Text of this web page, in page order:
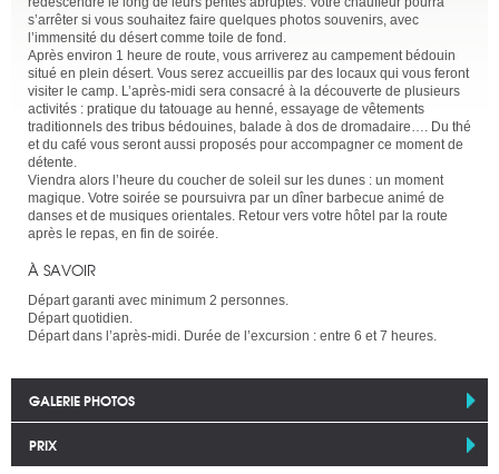
s’arrêter si vous souhaitez faire quelques photos souvenirs, avec
l’immensité du désert comme toile de fond.
Après environ 1 heure de route, vous arriverez au campement bédouin
situé en plein désert. Vous serez accueillis par des locaux qui vous feront
visiter le camp. L’après-midi sera consacré à la découverte de plusieurs
activités : pratique du tatouage au henné, essayage de vêtements
traditionnels des tribus bédouines, balade à dos de dromadaire…. Du thé
et du café vous seront aussi proposés pour accompagner ce moment de
détente.
Viendra alors l’heure du coucher de soleil sur les dunes : un moment
magique. Votre soirée se poursuivra par un dîner barbecue animé de
danses et de musiques orientales. Retour vers votre hôtel par la route
après le repas, en fin de soirée.
À SAVOIR
Départ garanti avec minimum 2 personnes.
Départ quotidien.
Départ dans l’après-midi. Durée de l’excursion : entre 6 et 7 heures.
GALERIE PHOTOS
PRIX